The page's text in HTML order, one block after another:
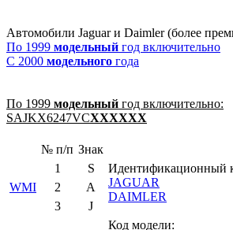
Автомобили Jaguar и Daimler (более
По 1999 модельный год включительно
С 2000 модельного года
По 1999 модельный год включительно:
SAJKX6247VCXXXXXX
№ п/п Знак
WMI
1 S
Идентификационный
JAGUAR
DAIMLER
2
A
3
J
Код модели: